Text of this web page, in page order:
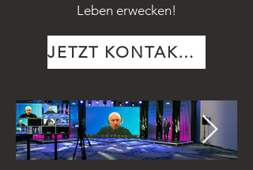
Leben erwecken!
JETZT KONTAKTIEREN